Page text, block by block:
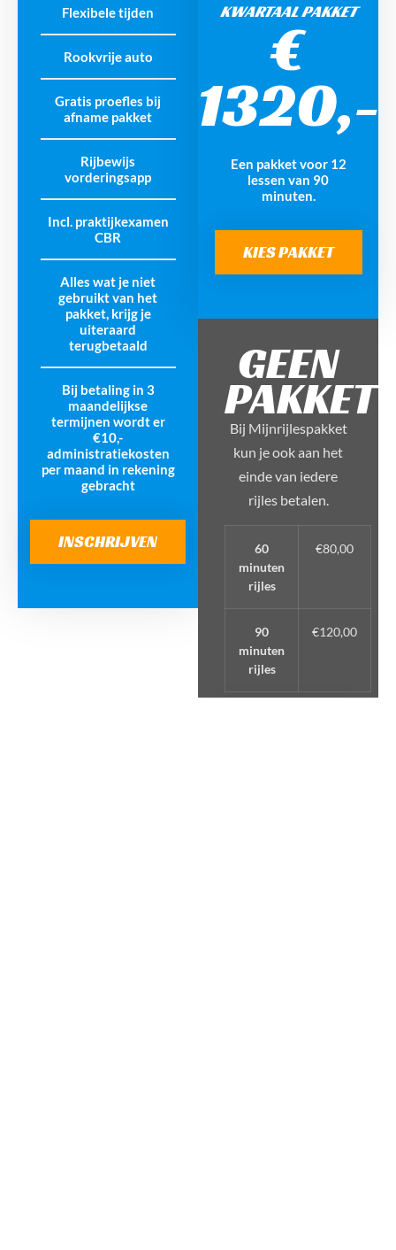
Flexibele tijden
Rookvrije auto
Gratis proefles bij
afname pakket
Rijbewijs
vorderingsapp
Incl. praktijkexamen
CBR
Alles wat je niet
gebruikt van het
pakket, krijg je
uiteraard
terugbetaald
Bij betaling in 3
maandelijkse
termijnen wordt er
€10,-
administratiekosten
per maand in rekening
gebracht
INSCHRIJVEN
KWARTAAL PAKKET
€
1320,-
Een pakket voor 12
lessen van 90
minuten.
KIES PAKKET
GEEN
PAKKET
Bij Mijnrijlespakket
kun je ook aan het
einde van iedere
rijles betalen.
60
minuten
rijles
€80,00
90
minuten
rijles
€120,00